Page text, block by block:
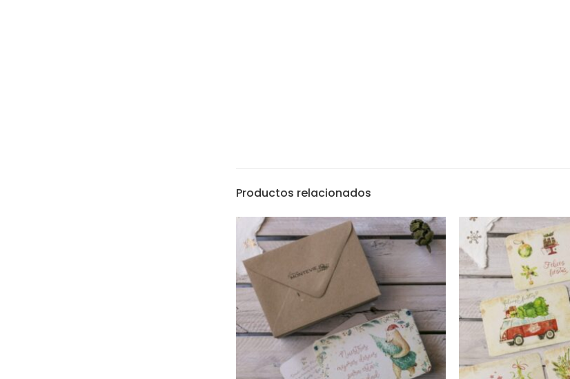
Productos relacionados
hola@latiendadeolivia.com
De lunes a viernes de 9:00 a
Textos Legales
Aviso Legal
Política de Cookies